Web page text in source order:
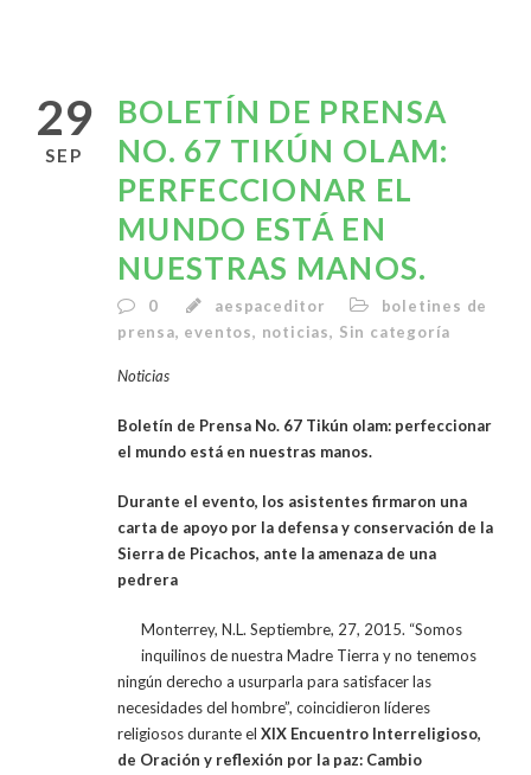
29
SEP
BOLETÍN DE PRENSA
NO. 67 TIKÚN OLAM:
PERFECCIONAR EL
MUNDO ESTÁ EN
NUESTRAS MANOS.
0 aespaceditor
boletines de
prensa, eventos, noticias, Sin categoría
Noticias
Boletín de Prensa No. 67 Tikún olam: perfeccionar
el mundo está en nuestras manos.
Durante el evento, los asistentes firmaron una
carta de apoyo por la defensa y conservación de la
Sierra de Picachos, ante la amenaza de una
pedrera
Monterrey, N.L. Septiembre, 27, 2015. “Somos
inquilinos de nuestra Madre Tierra y no tenemos
ningún derecho a usurparla para satisfacer las
necesidades del hombre”, coincidieron líderes
religiosos durante el XIX Encuentro Interreligioso,
de Oración y reflexión por la paz: Cambio